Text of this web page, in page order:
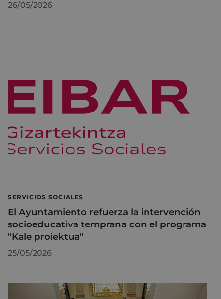
26/05/2026
SERVICIOS SOCIALES
El Ayuntamiento refuerza la intervención
socioeducativa temprana con el programa
"Kale proiektua"
25/05/2026